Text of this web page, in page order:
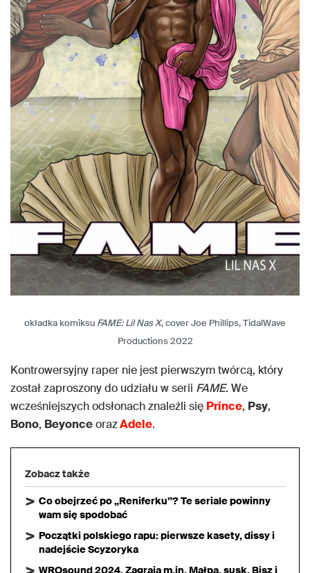
okładka komiksu FAME: Lil Nas X, cover Joe Phillips, TidalWave
Productions 2022
Kontrowersyjny raper nie jest pierwszym twórcą, który
został zaproszony do udziału w serii FAME. We
wcześniejszych odsłonach znaleźli się Prince, Psy,
Bono, BeyonceorazAdele.
Zobacz także
Co obejrzeć po „Reniferku”? Te seriale powinny
wam się spodobać
Początki polskiego rapu: pierwsze kasety, dissy i
nadejście Scyzoryka
WROsound 2024. Zagrają m.in. Małpa, susk, Bisz i